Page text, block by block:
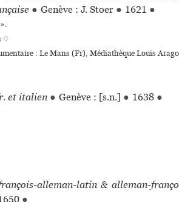
● Genève : J. Stoer ● 1621 ●
♢
: Le Mans (Fr), Médiathèque Louis
et italien ● Genève : [s.n.] ● 1638 ●
alleman-latin & alleman-